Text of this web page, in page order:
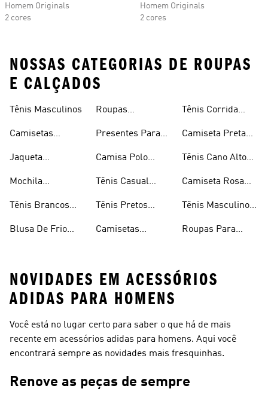
Homem Originals
2 cores
Homem Originals
2 cores
NOSSAS CATEGORIAS DE ROUPAS
E CALÇADOS
Tênis Masculinos
Camisetas
Jaqueta
Mochila
Tênis Brancos
Blusa De Frio
Roupas
Presentes Para
Camisa Polo
Tênis Casual
Tênis Pretos
Camisetas
Masculinas
Tênis Corrida
Camiseta Preta
Tênis Cano Alto
Camiseta Rosa
Tênis Masculino
Roupas Para
NOVIDADES EM ACESSÓRIOS
ADIDAS PARA HOMENS
Você está no lugar certo para saber o que há de mais
recente em acessórios adidas para homens. Aqui você
encontrará sempre as novidades mais fresquinhas.
Renove as peças de sempre